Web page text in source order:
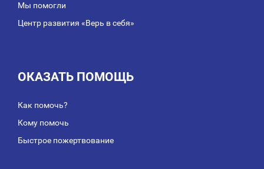
Мы помогли
Центр развития «Верь в себя»
ОКАЗАТЬ ПОМОЩЬ
Как помочь?
Кому помочь
Быстрое пожертвование